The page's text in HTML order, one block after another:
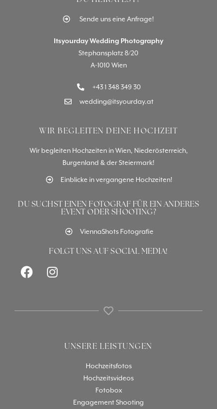
Sende uns eine Anfrage!
Itsyourday Wedding Photography
Stephansplatz 8/20
A-1010 Wien
+43 1 348 349 30
wedding@itsyourday.at
WIR BEGLEITEN DEINE HOCHZEIT
Wir begleiten Hochzeiten in Wien, Niederösterreich,
Burgenland & der Steiermark!
Einblicke in vergangene Hochzeiten!
DU SUCHST EINEN FOTOGRAF FÜR EIN ANDERES
EVENT ODER SHOOTING?
ViennaShots Fotografie
FOLGT UNS AUF SOCIAL MEDIA!
UNSERE LEISTUNGEN
Hochzeitsfotos
Hochzeitsvideos
Fotobox
Engagement Shooting